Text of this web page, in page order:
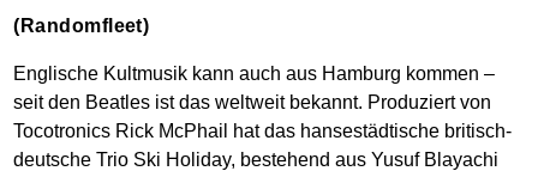
(Randomfleet)
Englische Kultmusik kann auch aus Hamburg kommen –
seit den Beatles ist das weltweit bekannt. Produziert von
Tocotronics Rick McPhail hat das hansestädtische britisch-
deutsche Trio Ski Holiday, bestehend aus Yusuf Blayachi